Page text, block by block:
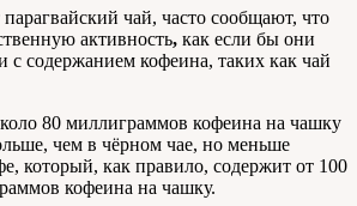
чай, часто сообщают, что
активность, как если бы они
с содержанием кофеина, таких как чай
80 миллиграммов кофеина на чашку
чем в чёрном чае, но меньше
который, как правило, содержит от 100
кофеина на чашку.